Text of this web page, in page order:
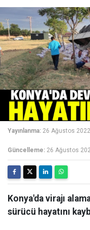
Yayınlanma: 26 Ağustos
Güncelleme: 26 Ağustos
Konya'da virajı
sürücü hayatını